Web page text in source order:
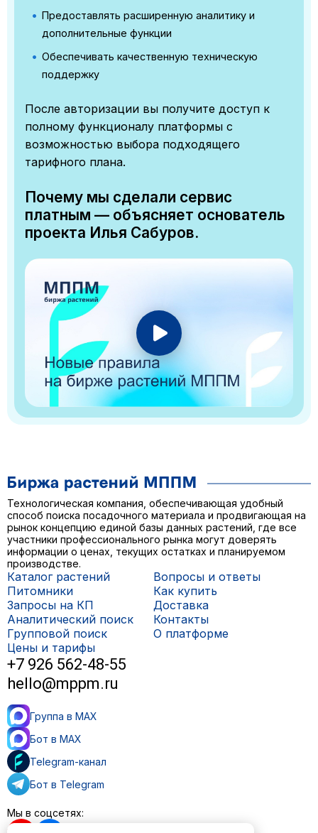
Предоставлять расширенную аналитику и
дополнительные функции
Обеспечивать качественную техническую
поддержку
После авторизации вы получите доступ к
полному функционалу платформы с
возможностью выбора подходящего
тарифного плана.
Почему мы сделали сервис
платным — объясняет основатель
проекта Илья Сабуров.
Технологическая компания, обеспечивающая удобный
способ поиска посадочного материала и продвигающая на
рынок концепцию единой базы данных растений, где все
участники профессионального рынка могут доверять
информации о ценах, текущих остатках и планируемом
производстве.
Каталог растений
Питомники
Запросы на КП
Аналитический поиск
Групповой поиск
Цены и тарифы
Вопросы и ответы
Как купить
Доставка
Контакты
О платформе
+7 926 562-48-55
hello@mppm.ru
Группа в MAX
Бот в MAX
Telegram-канал
Бот в Telegram
Мы в соцсетях: